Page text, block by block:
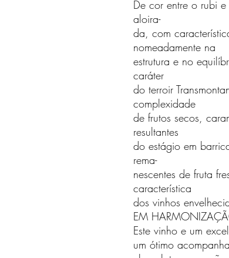
De cor entre o rubi
aloira-
da, com
nomeadamente na
estrutura e no
caráter
do terroir
complexidade
de frutos secos,
resultantes
do estágio em
rema-
nescentes de fruta
característica
dos vinhos
EM
Este vinho e um
um ótimo